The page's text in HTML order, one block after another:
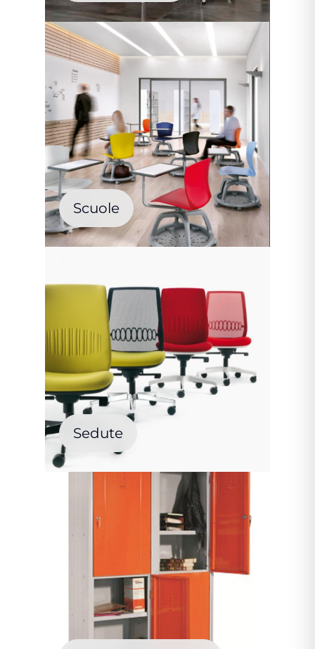
Scuole
Sedute